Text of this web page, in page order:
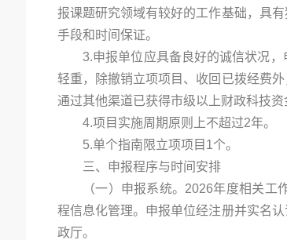
报课题研究领域有较好的工作基础，具
手段和时间保证。
3.申报单位应具备良好的诚信状况
轻重，除撤销立项项目、收回已拨经费
通过其他渠道已获得市级以上财政科技资
4.项目实施周期原则上不超过2年。
5.单个指南限立项项目1个。
三、申报程序与时间安排
（一）申报系统。2026年度相关工
程信息化管理。申报单位经注册并实名
政厅。